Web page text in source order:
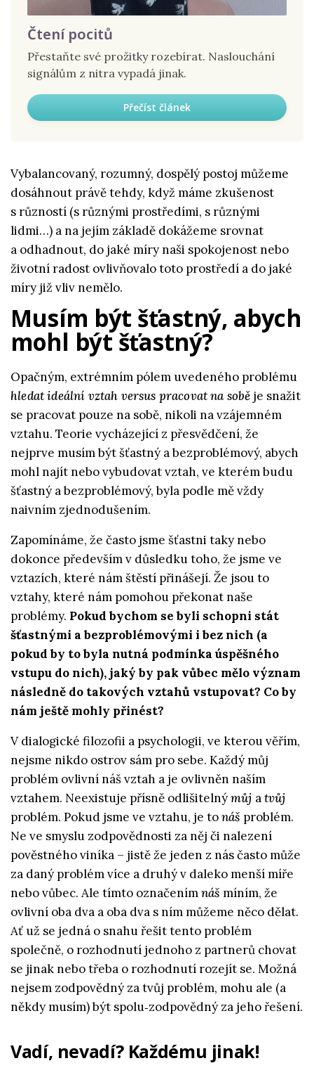
Čtení pocitů
Přestaňte své prožitky rozebírat. Naslouchání
signálům z nitra vypadá jinak.
Přečíst článek
Vybalancovaný, rozumný, dospělý postoj můžeme
dosáhnout právě tehdy, když máme zkušenost
s růzností (s různými prostředími, s různými
lidmi…) a na jejím základě dokážeme srovnat
a odhadnout, do jaké míry naši spokojenost nebo
životní radost ovlivňovalo toto prostředí a do jaké
míry již vliv nemělo.
Musím být šťastný, abych
mohl být šťastný?
Opačným, extrémním pólem uvedeného problému
hledat ideální vztah versus pracovat na sobě je snažit
se pracovat pouze na sobě, nikoli na vzájemném
vztahu. Teorie vycházející z přesvědčení, že
nejprve musím být šťastný a bezproblémový, abych
mohl najít nebo vybudovat vztah, ve kterém budu
šťastný a bezproblémový, byla podle mě vždy
naivním zjednodušením.
Zapomínáme, že často jsme šťastni taky nebo
dokonce především v důsledku toho, že jsme ve
vztazích, které nám štěstí přinášejí. Že jsou to
vztahy, které nám pomohou překonat naše
problémy. Pokud bychom se byli schopni stát
šťastnými a bezproblémovými i bez nich (a
pokud by to byla nutná podmínka úspěšného
vstupu do nich), jaký by pak vůbec mělo význam
následně do takových vztahů vstupovat? Co by
nám ještě mohly přinést?
V dialogické filozofii a psychologii, ve kterou věřím,
nejsme nikdo ostrov sám pro sebe. Každý můj
problém ovlivní náš vztah a je ovlivněn naším
vztahem. Neexistuje přísně odlišitelnýmůj atvůj
problém. Pokud jsme ve vztahu, je tonáš problém.
Ne ve smyslu zodpovědnosti za něj či nalezení
pověstného viníka – jistě že jeden z nás často může
za daný problém více a druhý v daleko menší míře
nebo vůbec. Ale tímto označenímnáš míním, že
ovlivní oba dva a oba dva s ním můžeme něco dělat.
Ať už se jedná o snahu řešit tento problém
společně, o rozhodnutí jednoho z partnerů chovat
se jinak nebo třeba o rozhodnutí rozejít se. Možná
nejsem zodpovědný za tvůj problém, mohu ale (a
někdy musím) být spolu‑zodpovědný za jeho řešení.
Vadí, nevadí? Každému jinak!